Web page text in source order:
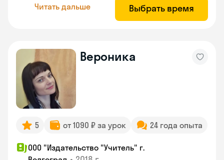
Читать дальше Выбрать время
Вероника
5 от 1090 ₽ за урок 24 года опыта
ООО "Издательство "Учитель" г.